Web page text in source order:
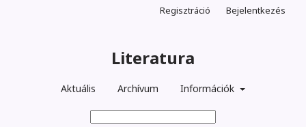
Literatura
Aktuális Archívum Információk
Regisztráció Bejelentkezés